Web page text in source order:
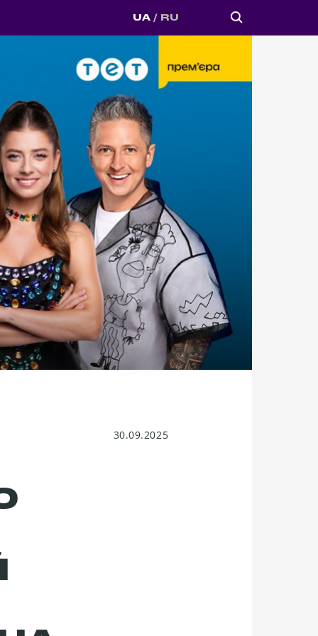
UA RU
30.09.2025